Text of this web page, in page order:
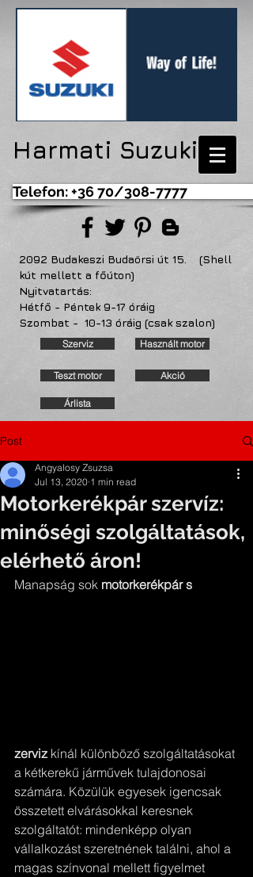
Harmati Suzuki
Telefon: +36 70/308-7777
2092 Budakeszi Budaörsi út 15. (Shell
kút mellett a főúton)
Nyitvatartás:
Hétfő - Péntek 9-17 óráig
Szombat - 10-13 óráig (csak szalon)
Szerviz
Teszt motor
Használt motor
Akció
Árlista
Post
Motorkerékpár szervíz:
minőségi szolgáltatások,
elérhető áron!
Angyalosy Zsuzsa
Jul 13, 2020 1 min read
Manapság sok motorkerékpár s
zerviz kínál különböző szolgáltatásokat
a kétkerekű járművek tulajdonosai
számára. Közülük egyesek igencsak
összetett elvárásokkal keresnek
szolgáltatót: mindenképp olyan
vállalkozást szeretnének találni, ahol a
magas színvonal mellett figyelmet